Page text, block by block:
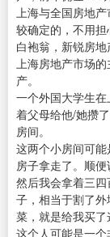
上海与全国房地
较确定的，不用担
白袍翁，新锐房
上海房地产市场
产。
一个外国大学生
着父母给他/她攒
房间。
这两个小房间可
房子拿走了。顺便
然后我会拿着三
子，相当于割了
菜，就是给我买了
这个人可能是一